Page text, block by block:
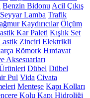
Benzin Bidonu Acil Çıkış
Seyyar Lamba Trafik
Kaydırıcılar Ölçüm
Kar Paleti Kışlık Set
Zinciri Elektrikli
Römork Hırdavat
Aksesuarları
Dübel Dübel
Pul Vida Civata
Menteşe Kapı Kolları
Kolu Kapı Hidroliği